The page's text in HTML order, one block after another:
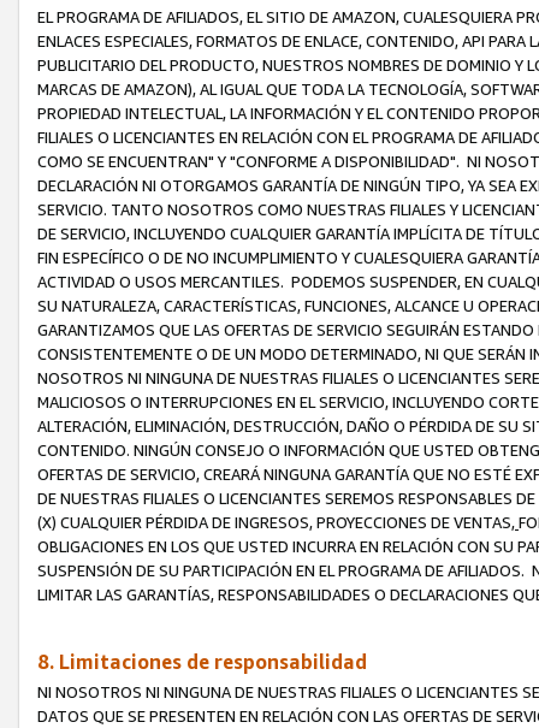
EL PROGRAMA DE AFILIADOS, EL SITIO DE AMAZON, CUALESQUIERA
ENLACES ESPECIALES, FORMATOS DE ENLACE, CONTENIDO, API
PUBLICITARIO DEL PRODUCTO, NUESTROS NOMBRES DE DOMINIO Y
MARCAS DE AMAZON), AL IGUAL QUE TODA LA TECNOLOGÍA,
PROPIEDAD INTELECTUAL, LA INFORMACIÓN Y EL CONTENIDO
FILIALES O LICENCIANTES EN RELACIÓN CON EL PROGRAMA DE
COMO SE ENCUENTRAN" Y "CONFORME A DISPONIBILIDAD". NI
DECLARACIÓN NI OTORGAMOS GARANTÍA DE NINGÚN TIPO, YA SEA
SERVICIO. TANTO NOSOTROS COMO NUESTRAS FILIALES Y
DE SERVICIO, INCLUYENDO CUALQUIER GARANTÍA IMPLÍCITA DE
FIN ESPECÍFICO O DE NO INCUMPLIMIENTO Y CUALESQUIERA
ACTIVIDAD O USOS MERCANTILES. PODEMOS SUSPENDER, EN
SU NATURALEZA, CARACTERÍSTICAS, FUNCIONES, ALCANCE U
GARANTIZAMOS QUE LAS OFERTAS DE SERVICIO SEGUIRÁN
CONSISTENTEMENTE O DE UN MODO DETERMINADO, NI QUE SERÁN
NOSOTROS NI NINGUNA DE NUESTRAS FILIALES O LICENCIANTES
MALICIOSOS O INTERRUPCIONES EN EL SERVICIO, INCLUYENDO
ALTERACIÓN, ELIMINACIÓN, DESTRUCCIÓN, DAÑO O PÉRDIDA DE SU
CONTENIDO. NINGÚN CONSEJO O INFORMACIÓN QUE USTED
OFERTAS DE SERVICIO, CREARÁ NINGUNA GARANTÍA QUE NO ESTÉ
DE NUESTRAS FILIALES O LICENCIANTES SEREMOS RESPONSABLES
(X) CUALQUIER PÉRDIDA DE INGRESOS, PROYECCIONES DE VENTAS,
OBLIGACIONES EN LOS QUE USTED INCURRA EN RELACIÓN CON SU
SUSPENSIÓN DE SU PARTICIPACIÓN EN EL PROGRAMA DE
LIMITAR LAS GARANTÍAS, RESPONSABILIDADES O DECLARACIONES
8. Limitaciones de responsabilidad
NI NOSOTROS NI NINGUNA DE NUESTRAS FILIALES O LICENCIANTES
DATOS QUE SE PRESENTEN EN RELACIÓN CON LAS OFERTAS DE